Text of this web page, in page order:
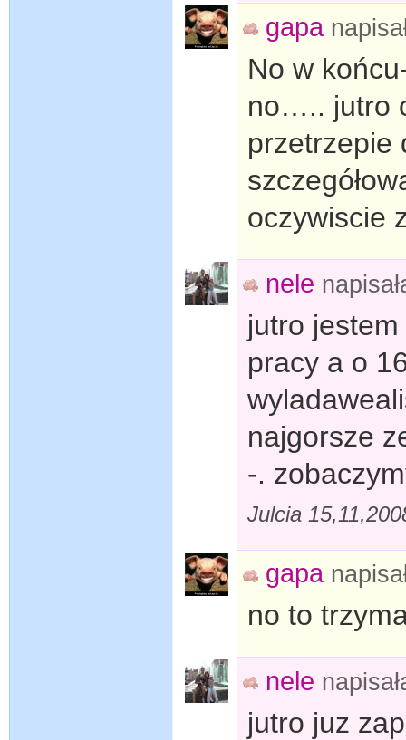
gapa
No w
no….. jutro
przetrzepie
oczywiscie
nele
jutro
pracy a o
najgorsze
-.
Julcia
gapa
no to
nele
jutro juz